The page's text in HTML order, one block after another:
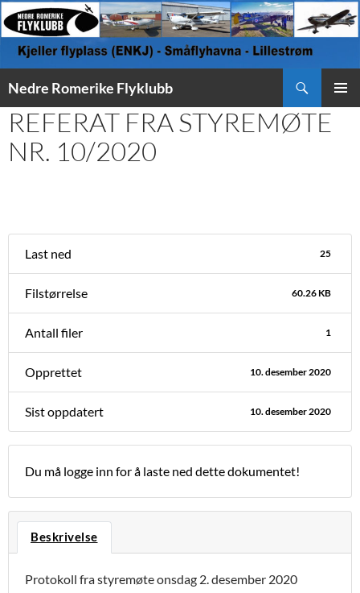
Nedre Romerike Flyklubb
TIL
INNHOLD
REFERAT FRA STYREMØTE
NR. 10/2020
Last ned 25
Filstørrelse 60.26 KB
Antall filer 1
Opprettet 10. desember 2020
Sist oppdatert 10. desember 2020
Du må logge inn for å laste ned dette dokumentet!
Beskrivelse
Protokoll fra styremøte onsdag 2. desember 2020